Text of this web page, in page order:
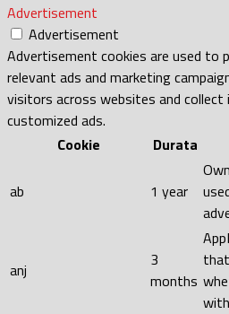
Advertisement
Advertisement
Advertisement cookies are used to
relevant ads and marketing
visitors across websites and
customized ads.
Cookie
Durata
ab 1 year
anj
3
months